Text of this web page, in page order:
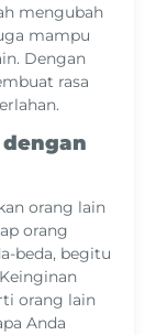
mengubah
mampu
Dengan
rasa
orang lain
orang
beda, begitu
orang lain
Anda